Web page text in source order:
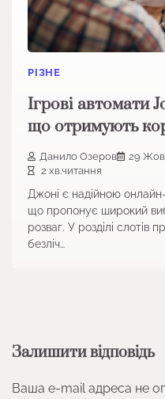
РІЗНЕ
Ігрові автомати
що отримують
Данило Озеров
29
2 хв.читання
Джоні є надійною
що пропонує широкий
розваг. У розділі слотів
безліч…
Залишити відповідь
Ваша e-mail адреса не